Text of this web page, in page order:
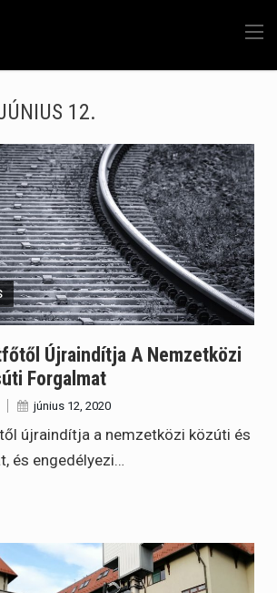
12.
Újraindítja A Nemzetközi
Forgalmat
június 12, 2020
újraindítja a nemzetközi közúti és
és engedélyezi…